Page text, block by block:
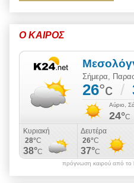
Ο ΚΑΙΡΟΣ
πρόγνωση καιρού από το